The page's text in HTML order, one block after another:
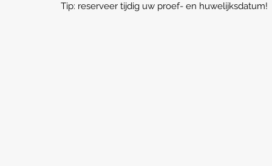
Tip: reserveer tijdig uw proef- en huwelijksdatum!